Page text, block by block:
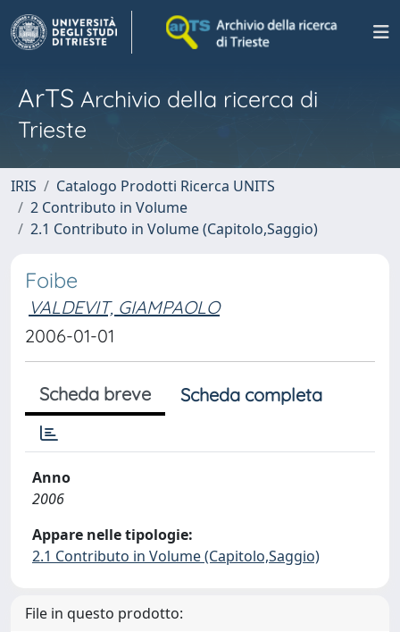
ArTS Archivio della ricerca di
Trieste
IRIS
Catalogo Prodotti Ricerca UNITS
2 Contributo in Volume
2.1 Contributo in Volume (Capitolo,Saggio)
Foibe
VALDEVIT, GIAMPAOLO
2006-01-01
Scheda breve Scheda completa
Anno
2006
Appare nelle tipologie:
2.1 Contributo in Volume (Capitolo,Saggio)
File in questo prodotto: